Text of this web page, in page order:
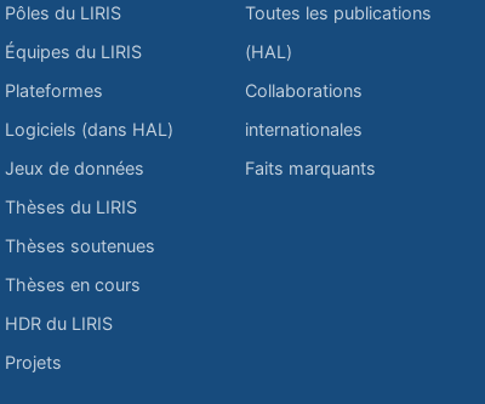
Pôles du LIRIS
Équipes du LIRIS
Plateformes
Logiciels (dans HAL)
Jeux de données
Thèses du LIRIS
Thèses soutenues
Thèses en cours
HDR du LIRIS
Projets
Toutes les publications
(HAL)
Collaborations
internationales
Faits marquants